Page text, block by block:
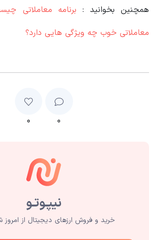
همچنین بخوانید : برنامه معاملاتی
معاملاتی خوب چه ویژگی هایی دارد؟
۰ ۰
خرید و فروش ارزهای دیجیتال از امروز